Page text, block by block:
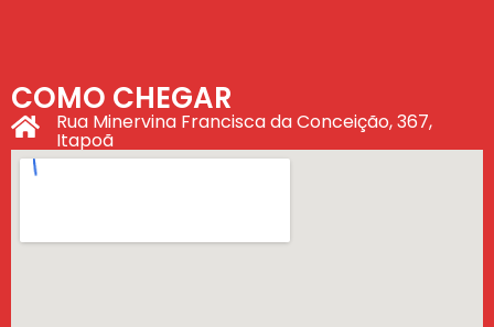
COMO CHEGAR
Rua Minervina Francisca da Conceição, 367,
Itapoã